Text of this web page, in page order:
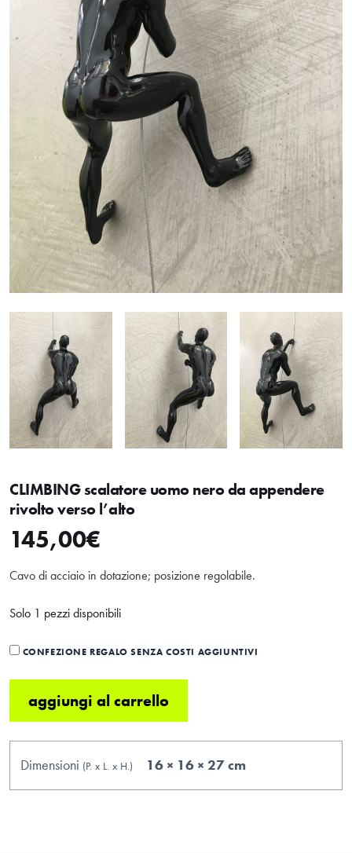
HOME
CLIMBING scalatore uomo nero da appendere
rivolto verso l’alto
145,00€
Cavo di acciaio in dotazione; posizione regolabile.
Solo 1 pezzi disponibili
CONFEZIONE REGALO SENZA COSTI AGGIUNTIVI
aggiungi al carrello
Dimensioni (P. x L. x H.) 16 × 16 × 27 cm